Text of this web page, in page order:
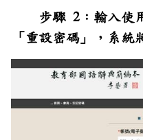
步驟 2：輸入使
「重設密碼」，系統